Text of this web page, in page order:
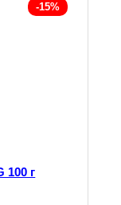
-15%
100 г